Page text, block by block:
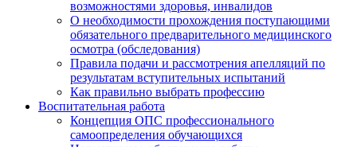
возможностями здоровья, инвалидов
О необходимости прохождения поступающими
обязательного предварительного медицинского
осмотра (обследования)
Правила подачи и рассмотрения апелляций по
результатам вступительных испытаний
Как правильно выбрать профессию
Воспитательная работа
Концепция ОПС профессионального
самоопределения обучающихся